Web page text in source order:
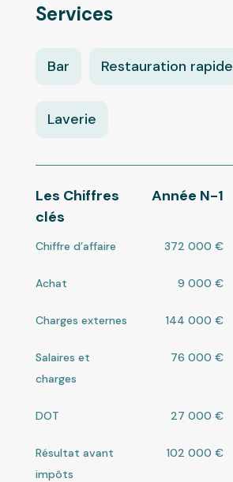
Services
Bar Restauration rapide
Laverie
Les Chiffres
clés
Année N-1
Chiffre d’affaire 372 000 €
Achat 9 000 €
Charges externes 144 000 €
Salaires et
charges
76 000 €
DOT 27 000 €
Résultat avant
impôts
102 000 €